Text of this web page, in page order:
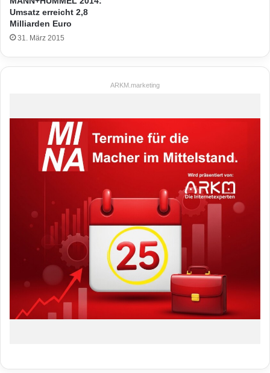
Umsatz erreicht 2,8
Milliarden Euro
31. März 2015
ARKM.marketing